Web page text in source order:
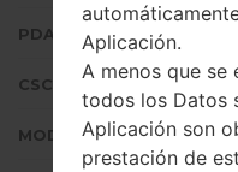
PDA/AP VERSIÓN
CSC VERSIÓN
MODEM/CP VERSIÓN
Aplicación.
A menos que se
todos los Datos
Aplicación son
prestación de